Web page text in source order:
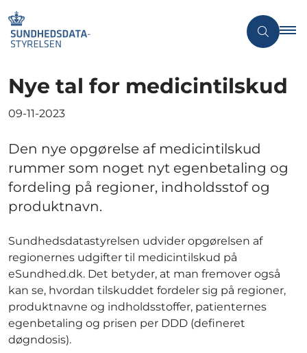
Nye tal for medicintilskud
09-11-2023
Den nye opgørelse af medicintilskud
rummer som noget nyt egenbetaling og
fordeling på regioner, indholdsstof og
produktnavn.
Sundhedsdatastyrelsen udvider opgørelsen af
regionernes udgifter til medicintilskud på
eSundhed.dk. Det betyder, at man fremover også
kan se, hvordan tilskuddet fordeler sig på regioner,
produktnavne og indholdsstoffer, patienternes
egenbetaling og prisen per DDD (defineret
døgndosis).